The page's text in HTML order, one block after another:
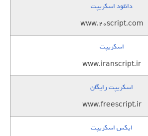
دانلود اسکریپت
www.20script.com
اسکریپت
www.iranscript.ir
اسکریپت رایگان
www.freescript.ir
ایکس اسکریپت